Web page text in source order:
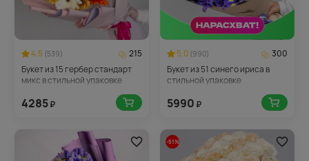
4.5 (539)
215
Букет из 15 гербер стандарт
микс в стильной упаковке
4285₽
5.0 (990)
300
Букет из 51 синего ириса в
стильной упаковке
5990 ₽
-51%